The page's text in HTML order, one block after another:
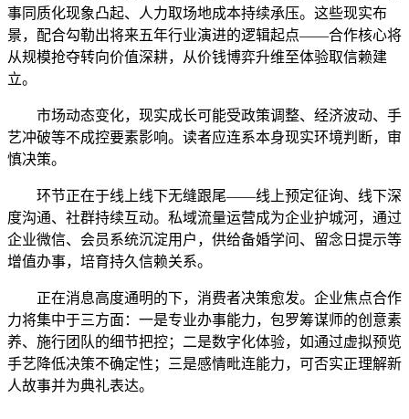
事同质化现象凸起、人力取场地成本持续承压。这些现实布
景，配合勾勒出将来五年行业演进的逻辑起点——合作核心将
从规模抢夺转向价值深耕，从价钱博弈升维至体验取信赖建
立。
市场动态变化，现实成长可能受政策调整、经济波动、手
艺冲破等不成控要素影响。读者应连系本身现实环境判断，审
慎决策。
环节正在于线上线下无缝跟尾——线上预定征询、线下深
度沟通、社群持续互动。私域流量运营成为企业护城河，通过
企业微信、会员系统沉淀用户，供给备婚学问、留念日提示等
增值办事，培育持久信赖关系。
正在消息高度通明的下，消费者决策愈发。企业焦点合作
力将集中于三方面：一是专业办事能力，包罗筹谋师的创意素
养、施行团队的细节把控；二是数字化体验，如通过虚拟预览
手艺降低决策不确定性；三是感情毗连能力，可否实正理解新
人故事并为典礼表达。